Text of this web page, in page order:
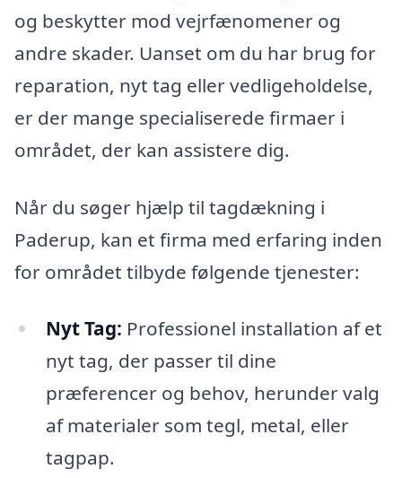
og beskytter mod vejrfænomener og
andre skader. Uanset om du har brug for
reparation, nyt tag eller vedligeholdelse,
er der mange specialiserede firmaer i
området, der kan assistere dig.
Når du søger hjælp til tagdækning i
Paderup, kan et firma med erfaring inden
for området tilbyde følgende tjenester:
Nyt Tag: Professionel installation af et
nyt tag, der passer til dine
præferencer og behov, herunder valg
af materialer som tegl, metal, eller
tagpap.